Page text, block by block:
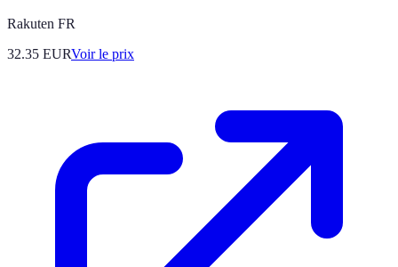
Rakuten FR
32.35 EURVoir le prix